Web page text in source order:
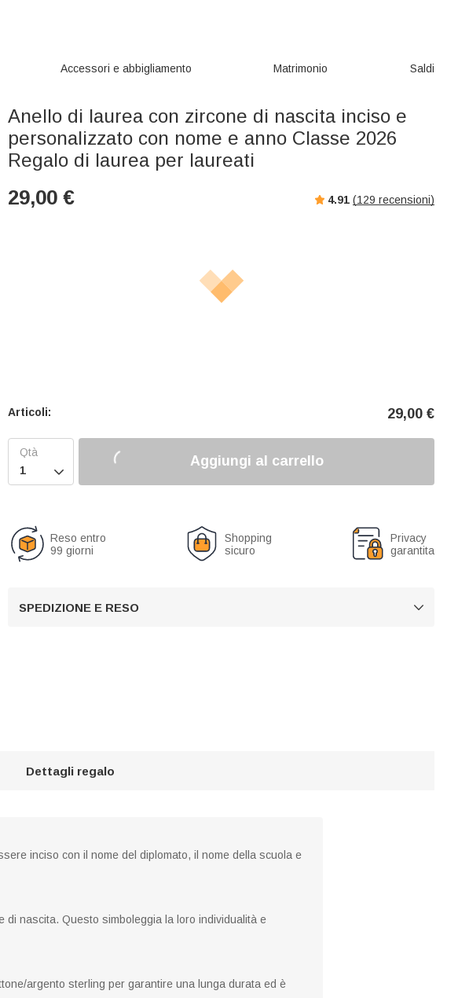
Accessori e abbigliamento Matrimonio Saldi
Anello di laurea con zircone di nascita inciso e
personalizzato con nome e anno Classe 2026
Regalo di laurea per laureati
29,00 € 4.91 (129 recensioni)
Articoli: 29,00 €

Aggiungi al carrello
Reso entro
99 giorni
Shopping
sicuro
Privacy
garantita
SPEDIZIONE E RESO 
Dettagli regalo
inciso con il nome del diplomato, il nome della scuola e
nascita. Questo simboleggia la loro individualità e
argento sterling per garantire una lunga durata ed è